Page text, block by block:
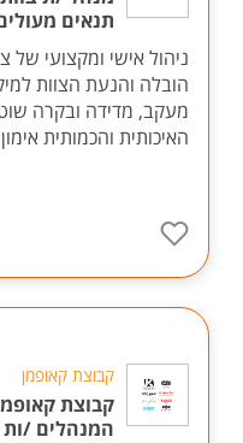
תנאים
ניהול אישי ומקצועי של
הובלה והנעת הצוות
מעקב, מדידה ובקרה
האיכותית והכמותית
קבוצת קאופמן
קבוצת
המנהלים /